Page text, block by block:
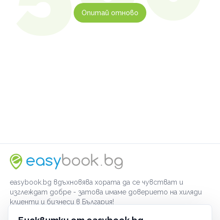
Опитай отново
easybook.bg вдъхновява хората да се чувстват и
изглеждат добре - затова имаме доверието на хиляди
клиенти и бизнеси в България!